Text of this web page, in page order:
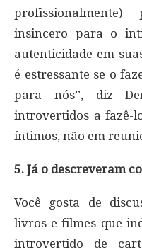
insincero para o
autenticidade em
é estressante se o
para nós”, diz
introvertidos a fazê-
íntimos, não em
5. Já o descreveram
Você gosta de
livros e filmes que
introvertido de